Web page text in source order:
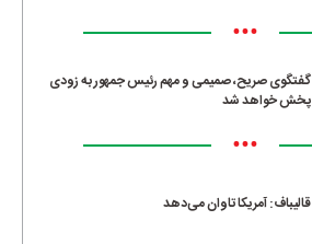
•••
گفتگوی صریح، صمیمی و مهم رئیس جمهور به زودی
پخش خواهد شد
•••
قالیباف: آمریکا تاوان می‌دهد